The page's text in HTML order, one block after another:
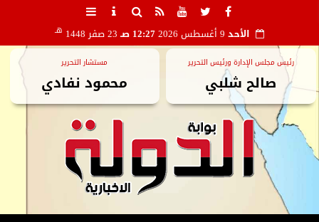
الأحد 12:27 صـ 23 صفر 1448 هـ
رئيس مجلس الإدارة ورئيس التحرير
صالح شلبي
مستشار التحرير
محمود نفادي